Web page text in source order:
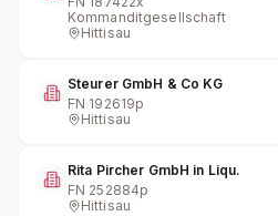
Kommanditgesellschaft
Hittisau
Steurer GmbH & Co KG
FN 192619p
Hittisau
Rita Pircher GmbH in Liqu.
FN 252884p
Hittisau